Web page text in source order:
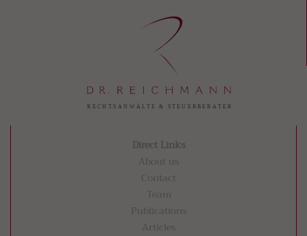
Direct Links
About us
Contact
Team
Publications
Articles